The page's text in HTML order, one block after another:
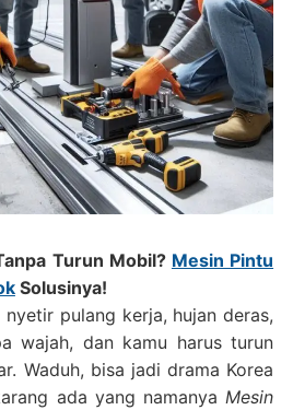
Turun Mobil? Mesin Pintu
Solusinya!
pulang kerja, hujan deras,
wajah, dan kamu harus turun
Waduh, bisa jadi drama Korea
ada yang namanyaMesin